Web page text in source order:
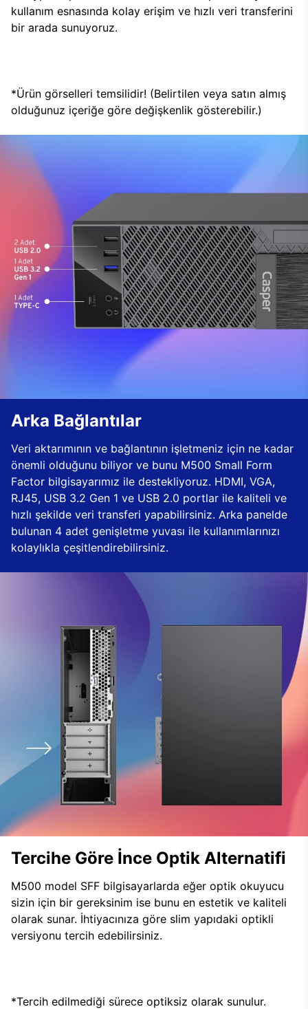
kullanım esnasında kolay erişim ve hızlı veri transferini
bir arada sunuyoruz.
*Ürün görselleri temsilidir! (Belirtilen veya satın almış
olduğunuz içeriğe göre değişkenlik gösterebilir.)
Arka Bağlantılar
Veri aktarımının ve bağlantının işletmeniz için ne kadar
önemli olduğunu biliyor ve bunu M500 Small Form
Factor bilgisayarımız ile destekliyoruz. HDMI, VGA,
RJ45, USB 3.2 Gen 1 ve USB 2.0 portlar ile kaliteli ve
hızlı şekilde veri transferi yapabilirsiniz. Arka panelde
bulunan 4 adet genişletme yuvası ile kullanımlarınızı
kolaylıkla çeşitlendirebilirsiniz.
Tercihe Göre İnce Optik Alternatifi
M500 model SFF bilgisayarlarda eğer optik okuyucu
sizin için bir gereksinim ise bunu en estetik ve kaliteli
olarak sunar. İhtiyacınıza göre slim yapıdaki optikli
versiyonu tercih edebilirsiniz.
*Tercih edilmediği sürece optiksiz olarak sunulur.